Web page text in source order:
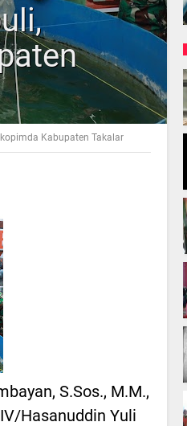
Kabupaten Takalar
S.Sos., M.M.,
Hasanuddin Yuli